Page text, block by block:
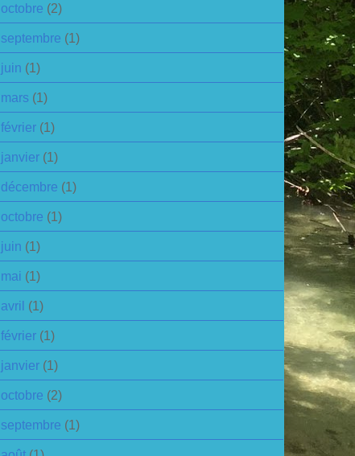
octobre (2)
septembre (1)
juin (1)
mars (1)
février (1)
janvier (1)
décembre (1)
octobre (1)
juin (1)
mai (1)
avril (1)
février (1)
janvier (1)
octobre (2)
septembre (1)